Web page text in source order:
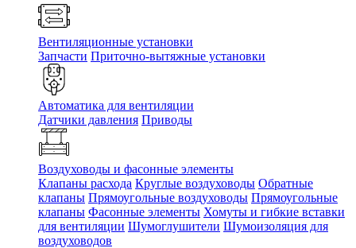
Вентиляционные установки
Запчасти Приточно-вытяжные установки
Автоматика для вентиляции
Датчики давления Приводы
Воздуховоды и фасонные элементы
Клапаны расхода Круглые воздуховоды Обратные
клапаны Прямоугольные воздуховоды Прямоугольные
клапаны Фасонные элементы Хомуты и гибкие вставки
для вентиляции Шумоглушители Шумоизоляция для
воздуховодов